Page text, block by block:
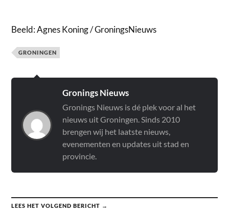
Beeld: Agnes Koning / GroningsNieuws
GRONINGEN
Gronings Nieuws
Gronings Nieuws is dé plek voor al het
nieuws uit Groningen. Sinds 2010
brengen wij het laatste nieuws,
evenementen en updates uit stad en
provincie.
LEES HET VOLGEND BERICHT →